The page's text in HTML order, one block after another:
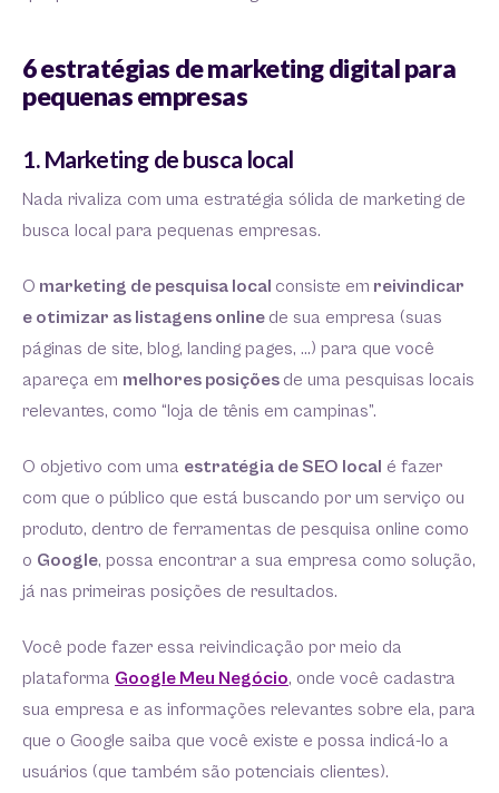
6 estratégias de marketing digital para
pequenas empresas
1. Marketing de busca local
Nada rivaliza com uma estratégia sólida de marketing de
busca local para pequenas empresas.
O marketing de pesquisa local consiste em reivindicar
e otimizar as listagens online de sua empresa (suas
páginas de site, blog, landing pages, …) para que você
apareça em melhores posições de uma pesquisas locais
relevantes, como “loja de tênis em campinas”.
O objetivo com uma estratégia de SEO local é fazer
com que o público que está buscando por um serviço ou
produto, dentro de ferramentas de pesquisa online como
o Google, possa encontrar a sua empresa como solução,
já nas primeiras posições de resultados.
Você pode fazer essa reivindicação por meio da
plataforma Google Meu Negócio, onde você cadastra
sua empresa e as informações relevantes sobre ela, para
que o Google saiba que você existe e possa indicá-lo a
usuários (que também são potenciais clientes).